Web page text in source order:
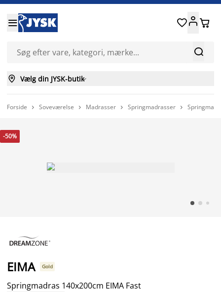


 
 Vælg din JYSK-butik
Forside  Soveværelse  Madrasser  Springmadrasser 
-50%
EIMA Gold
Springmadras 140x200cm EIMA Fast